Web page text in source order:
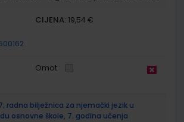
CIJENA: 19,54 €
Omot
7; radna bilježnica za njemački jezik u
osnovne škole, 7. godina učenja